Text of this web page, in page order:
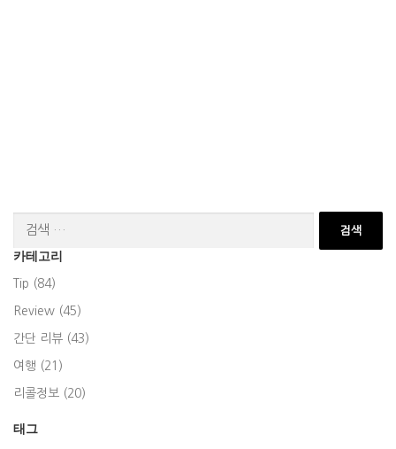
카테고리
Tip (84)
Review (45)
간단 리뷰 (43)
여행 (21)
리콜정보 (20)
태그